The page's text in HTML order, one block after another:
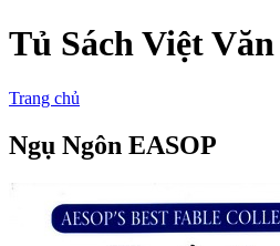
Tủ Sách Việt Văn
Trang chủ
Ngụ Ngôn EASOP